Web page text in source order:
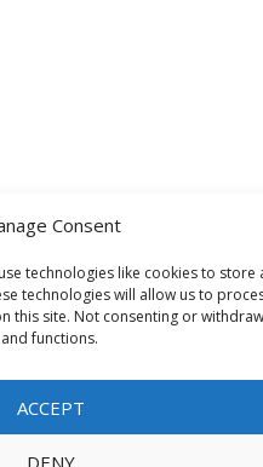
Consent
technologies like cookies to store
technologies will allow us to
this site. Not consenting or
functions.
ACCEPT
DENY